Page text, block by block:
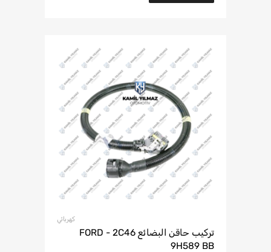
كهربائي
تركيب حاقن البضائع FORD - 2C46
9H589 BB